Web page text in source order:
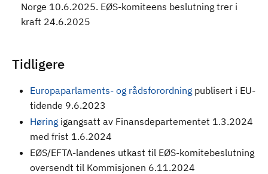
Norge 10.6.2025. EØS-komiteens beslutning trer i
kraft 24.6.2025
Tidligere
Europaparlaments- og rådsforordning publisert i EU-
tidende 9.6.2023
Høring igangsatt av Finansdepartementet 1.3.2024
med frist 1.6.2024
EØS/EFTA-landenes utkast til EØS-komitebeslutning
oversendt til Kommisjonen 6.11.2024